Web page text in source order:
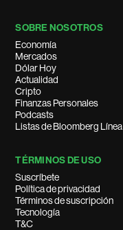
SOBRE NOSOTROS
Economía
Mercados
Dólar Hoy
Actualidad
Cripto
Finanzas Personales
Podcasts
Listas de Bloomberg Línea
TÉRMINOS DE USO
Suscríbete
Política de privacidad
Términos de suscripción
Tecnología
T&C